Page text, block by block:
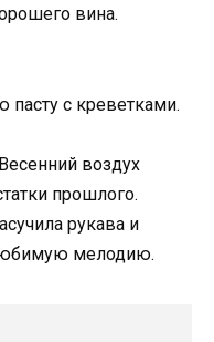
вина.
с креветками.
воздух
прошлого.
рукава и
мелодию.